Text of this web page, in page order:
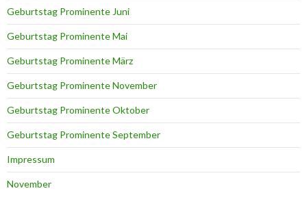
Geburtstag Prominente Juni
Geburtstag Prominente Mai
Geburtstag Prominente März
Geburtstag Prominente November
Geburtstag Prominente Oktober
Geburtstag Prominente September
Impressum
November